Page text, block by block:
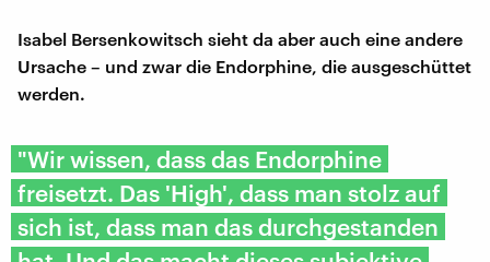
Isabel Bersenkowitsch sieht da aber auch eine andere
Ursache – und zwar die Endorphine, die ausgeschüttet
werden.
"Wir wissen, dass das Endorphine
freisetzt. Das 'High', dass man stolz auf
sich ist, dass man das durchgestanden